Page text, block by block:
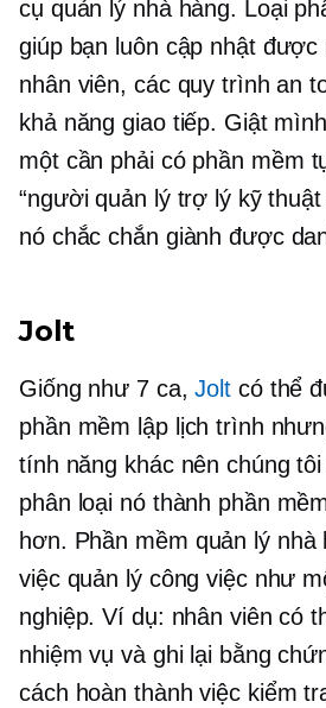
cụ quản lý nhà hàng. Loại
giúp bạn luôn cập nhật được
nhân viên, các quy trình an
khả năng giao tiếp. Giật
một cần phải cóphần mềm
“người quản lý trợ lý kỹ thuật
nó chắc chắn giành được
Jolt
Giống như 7 ca,Jolt có thể
phần mềm lập lịch trình
tính năng khác nên chúng
phân loại nó thành phần
hơn. Phần mềm quản lý nhà
việc quản lý công việc như
nghiệp. Ví dụ: nhân viên có
nhiệm vụ và ghi lại bằng
cách hoàn thành việc kiểm